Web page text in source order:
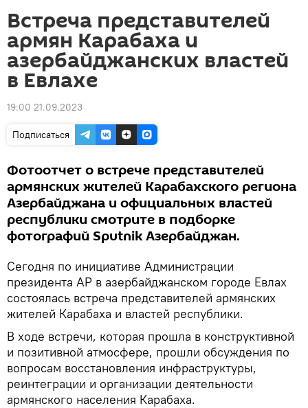
Встреча представителей
армян Карабаха и
азербайджанских властей
в Евлахе
19:00 21.09.2023
Подписаться
Фотоотчет о встрече представителей
армянских жителей Карабахского региона
Азербайджана и официальных властей
республики смотрите в подборке
фотографий Sputnik Азербайджан.
Сегодня по инициативе Администрации
президента АР в азербайджанском городе Евлах
состоялась встреча представителей армянских
жителей Карабаха и властей республики.
В ходе встречи, которая прошла в конструктивной
и позитивной атмосфере, прошли обсуждения по
вопросам восстановления инфраструктуры,
реинтеграции и организации деятельности
армянского населения Карабаха.